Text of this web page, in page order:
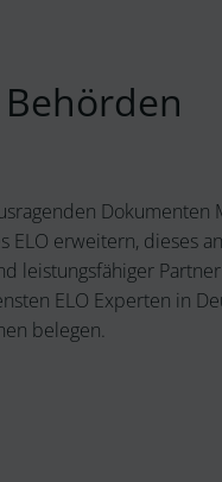
Dokumenten
erweitern, dieses
leistungsfähiger
ELO Experten in
belegen.